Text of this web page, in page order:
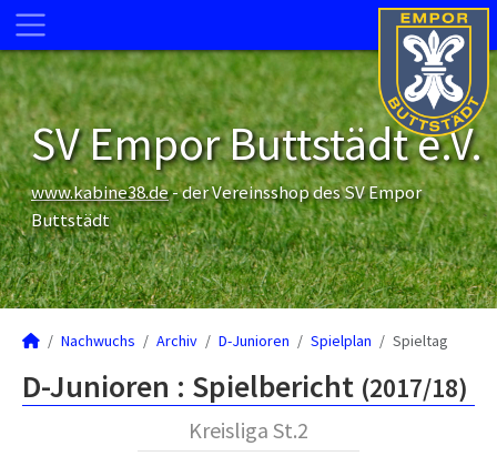
SV Empor Buttstädt e.V.
www.kabine38.de- der Vereinsshop des SV Empor
Buttstädt
Nachwuchs Archiv D-Junioren Spielplan Spieltag
D-Junioren : Spielbericht (2017/18)
Kreisliga St.2